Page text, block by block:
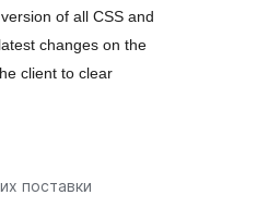
of all CSS and
changes on the
client to clear
поставки